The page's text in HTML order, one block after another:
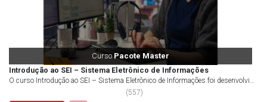
CursoPacote Master
Introdução ao SEI – Sistema Eletrônico de Informações
O curso Introdução ao SEI – Sistema Eletrônico de Informações foi desenvolvido
(557)